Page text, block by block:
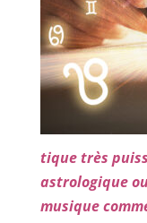
tique très
astrologique
musique